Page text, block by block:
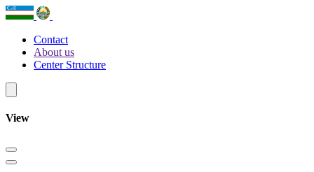
Contact
About us
Center Structure
View